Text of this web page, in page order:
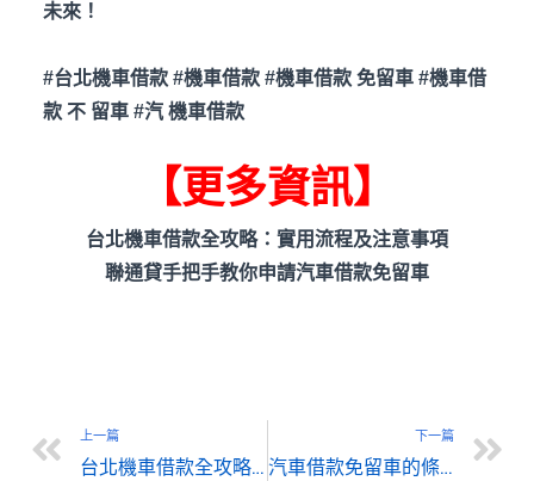
未來！
#台北機車借款 #機車借款 #機車借款 免留車 #機車借
款 不 留車 #汽 機車借款
【更多資訊】
台北機車借款全攻略：實用流程及注意事項
聯通貸手把手教你申請汽車借款免留車
上一篇
台北機車借款全攻略：實用流程及注意事項
下一篇
汽車借款免留車的條件與風險，聯通貸專家說給你聽